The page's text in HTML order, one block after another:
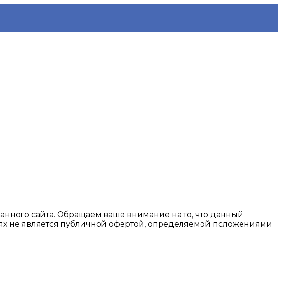
сайтa. Обращаем ваше внимание на то, что данный
не является публичной офертой, определяемой положениями